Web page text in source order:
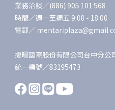
業務洽談／(886) 905 101 568
時間／週一至週五 9:00 - 18:00
電郵／
捷暘國際股份有限公司台中分公
統一編號／83195473